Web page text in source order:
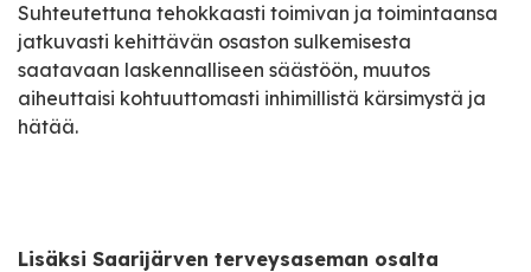
Suhteutettuna tehokkaasti toimivan ja toimintaansa
jatkuvasti kehittävän osaston sulkemisesta
saatavaan laskennalliseen säästöön, muutos
aiheuttaisi kohtuuttomasti inhimillistä kärsimystä ja
hätää.
Lisäksi Saarijärven terveysaseman osalta